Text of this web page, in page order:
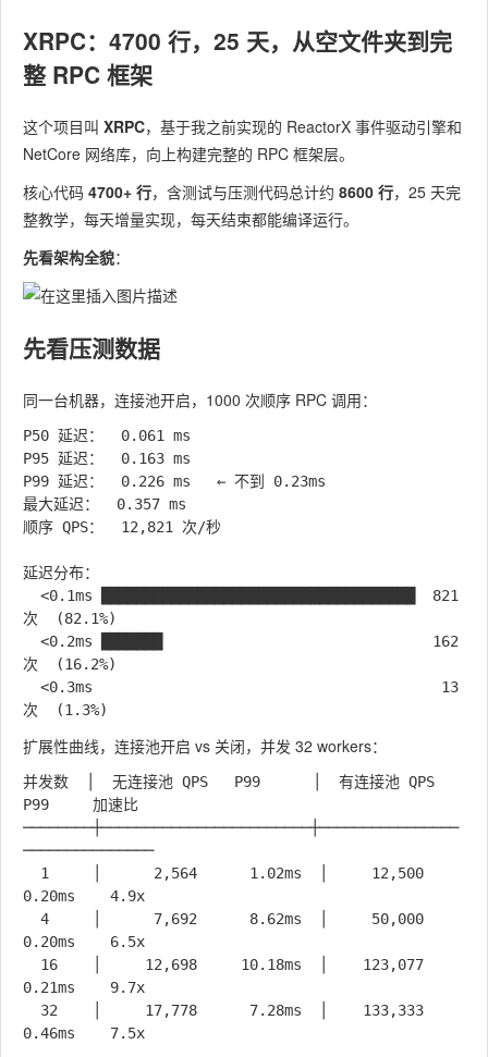
XRPC：4700 行，25 天，从空文件夹到完
整 RPC 框架
这个项目叫 XRPC，基于我之前实现的 ReactorX 事件驱动引擎和
NetCore 网络库，向上构建完整的 RPC 框架层。
核心代码 4700+ 行，含测试与压测代码总计约 8600 行，25 天完
整教学，每天增量实现，每天结束都能编译运行。
先看架构全貌：
先看压测数据
同一台机器，连接池开启，1000 次顺序 RPC 调用：
P50 延迟：  0.061 ms
P95 延迟：  0.163 ms
P99 延迟：  0.226 ms   ← 不到 0.23ms
最大延迟：  0.357 ms
顺序 QPS：  12,821 次/秒
延迟分布：
次  (82.1%)
次  (16.2%)
扩展性曲线，连接池开启 vs 关闭，并发 32 workers：
并发数  │  无连接池 QPS   P99      │  有连接池 QPS
P99     加速比
────────┼────────────────────────┼────────────────
───────────────
0.20ms    4.9x
0.20ms    6.5x
0.21ms    9.7x